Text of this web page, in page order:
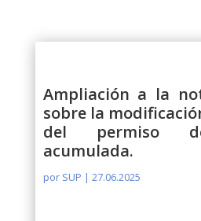
Ampliación a la
sobre la
del permiso
acumulada.
por SUP | 27.06.2025